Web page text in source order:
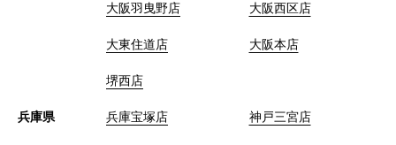
大阪羽曳野店 大阪西区店
大東住道店 大阪本店
堺西店
兵庫県 兵庫宝塚店 神戸三宮店